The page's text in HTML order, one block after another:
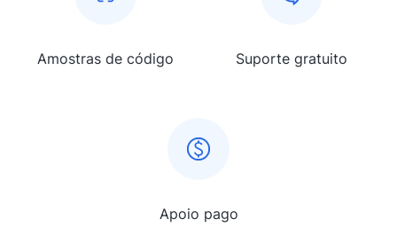
Amostras de código Suporte gratuito
Apoio pago